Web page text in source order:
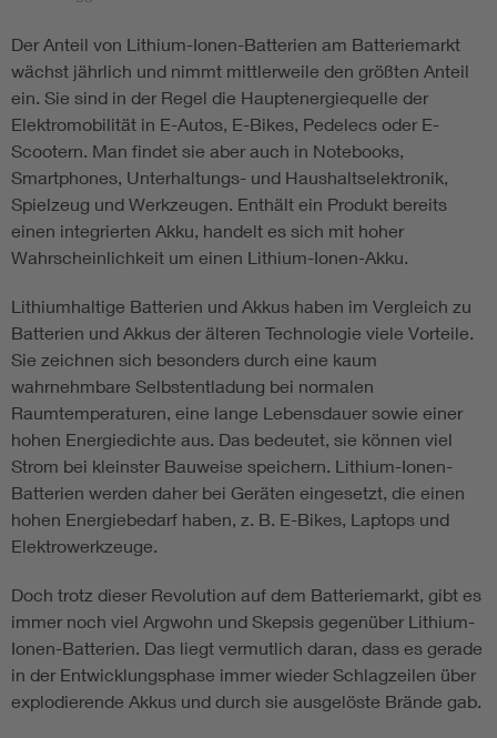
Der Anteil von Lithium-Ionen-Batterien am Batteriemarkt
wächst jährlich und nimmt mittlerweile den größten Anteil
ein. Sie sind in der Regel die Hauptenergiequelle der
Elektromobilität in E-Autos, E-Bikes, Pedelecs oder E-
Scootern. Man findet sie aber auch in Notebooks,
Smartphones, Unterhaltungs- und Haushaltselektronik,
Spielzeug und Werkzeugen. Enthält ein Produkt bereits
einen integrierten Akku, handelt es sich mit hoher
Wahrscheinlichkeit um einen Lithium-Ionen-Akku.
Lithiumhaltige Batterien und Akkus haben im Vergleich zu
Batterien und Akkus der älteren Technologie viele Vorteile.
Sie zeichnen sich besonders durch eine kaum
wahrnehmbare Selbstentladung bei normalen
Raumtemperaturen, eine lange Lebensdauer sowie einer
hohen Energiedichte aus. Das bedeutet, sie können viel
Strom bei kleinster Bauweise speichern. Lithium-Ionen-
Batterien werden daher bei Geräten eingesetzt, die einen
hohen Energiebedarf haben, z. B. E-Bikes, Laptops und
Elektrowerkzeuge.
Doch trotz dieser Revolution auf dem Batteriemarkt, gibt es
immer noch viel Argwohn und Skepsis gegenüber Lithium-
Ionen-Batterien. Das liegt vermutlich daran, dass es gerade
in der Entwicklungsphase immer wieder Schlagzeilen über
explodierende Akkus und durch sie ausgelöste Brände gab.